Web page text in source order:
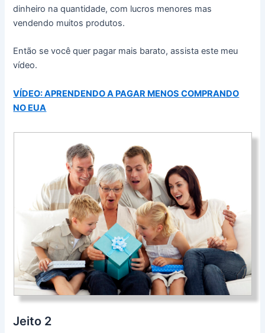
dinheiro na quantidade, com lucros menores mas
vendendo muitos produtos.
Então se você quer pagar mais barato, assista este meu
vídeo.
VÍDEO: APRENDENDO A PAGAR MENOS COMPRANDO
NO EUA
Jeito 2